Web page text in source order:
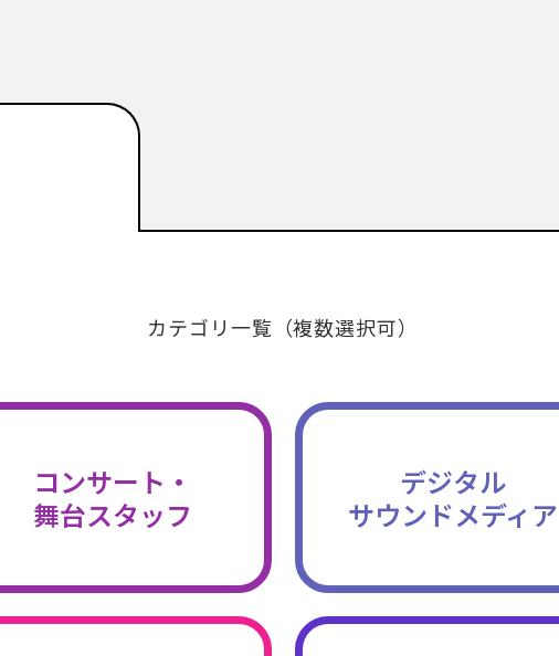
カテゴリ一覧（複数選択可）
コンサート・
舞台スタッフ
デジタル
サウンドメディア